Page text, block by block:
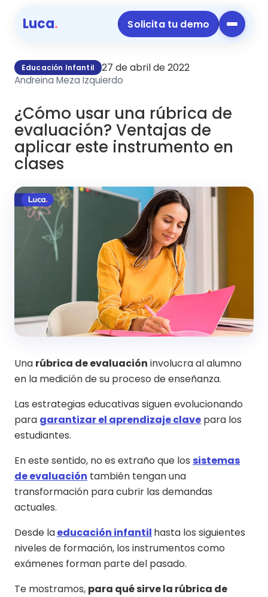
Luca. Solicita tu demo
Educación Infantil 27 de abril de 2022
Andreina Meza Izquierdo
¿Cómo usar una rúbrica de
evaluación? Ventajas de
aplicar este instrumento en
clases
Una rúbrica de evaluación involucra al alumno
en la medición de su proceso de enseñanza.
Las estrategias educativas siguen evolucionando
para garantizar el aprendizaje clave para los
estudiantes.
En este sentido, no es extraño que los sistemas
de evaluación también tengan una
transformación para cubrir las demandas
actuales.
Desde laeducación infantil hasta los siguientes
niveles de formación, los instrumentos como
exámenes forman parte del pasado.
Te mostramos, para qué sirve la rúbrica de